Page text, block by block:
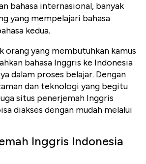
bahasa internasional, banyak
yang mempelajari bahasa
kedua.
orang yang membutuhkan kamus
bahasa Inggris ke Indonesia
dalam proses belajar. Dengan
dan teknologi yang begitu
situs penerjemah Inggris
diakses dengan mudah melalui
Inggris Indonesia